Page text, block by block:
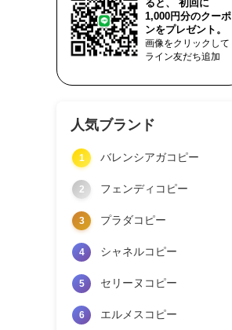
ると、 初回に
1,000円分のクーポ
ンをプレゼント。
画像をクリックして
ライン友だち追加
人気ブランド
1 バレンシアガコピー
2 フェンディコピー
3 プラダコピー
4 シャネルコピー
5 セリーヌコピー
6 エルメスコピー